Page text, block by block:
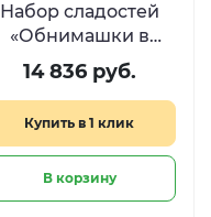
Набор сладостей
«Обнимашки в
корзинке»
14 836 руб.
Купить в 1 клик
В корзину